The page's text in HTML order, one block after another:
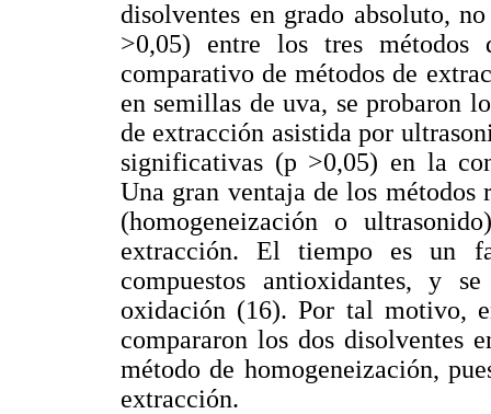
disolventes en grado absoluto,
>0,05) entre los tres métodos
comparativo de métodos de
en semillas de uva, se probaron
de extracción asistida por
significativas (p >0,05) en la
Una gran ventaja de los métodos
(homogeneización o
extracción. El tiempo es un
compuestos antioxidantes, y
oxidación (16). Por tal motivo,
compararon los dos disolventes
método de homogeneización,
extracción.